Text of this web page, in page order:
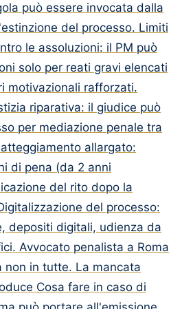
può essere invocata dalla
del processo. Limiti
le assoluzioni: il PM può
solo per reati gravi elencati
motivazionali rafforzati.
riparativa: il giudice può
per mediazione penale tra
allargato:
di pena (da 2 anni
del rito dopo la
del processo:
depositi digitali, udienza da
Avvocato penalista a Roma
non in tutte. La mancata
Cosa fare in caso di